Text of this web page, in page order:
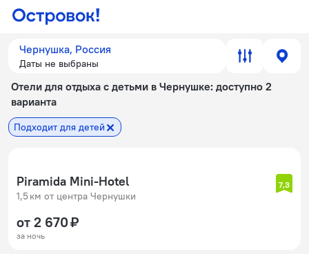
Чернушка, Россия
Даты не выбраны
Отели для отдыха с детьми в Чернушке: доступно 2
варианта
Подходит для детей
Piramida Mini-Hotel
1,5 км от центра Чернушки
7,3
от 2 670 ₽
за ночь